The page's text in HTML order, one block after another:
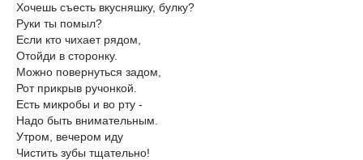
Хочешь съесть вкусняшку, булку?
Руки ты помыл?
Если кто чихает рядом,
Отойди в сторонку.
Можно повернуться задом,
Рот прикрыв ручонкой.
Есть микробы и во рту -
Надо быть внимательным.
Утром, вечером иду
Чистить зубы тщательно!